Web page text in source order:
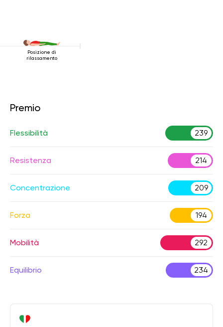
Posizione di
rilassamento
Premio
Flessibilità 239
Resistenza 214
Concentrazione 209
Forza 194
Mobilità 292
Equilibrio 234